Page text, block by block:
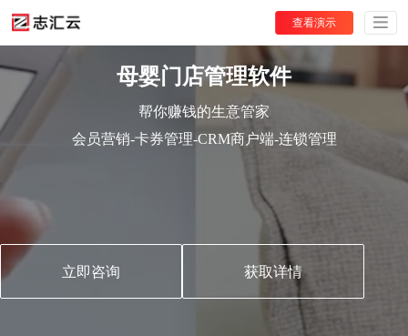
查看演示
母婴门店管理软件
帮你赚钱的生意管家
会员营销-卡券管理-CRM商户端-连锁管理
立即咨询 获取详情